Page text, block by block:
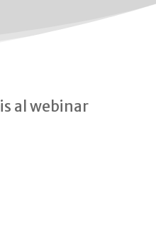
al webinar